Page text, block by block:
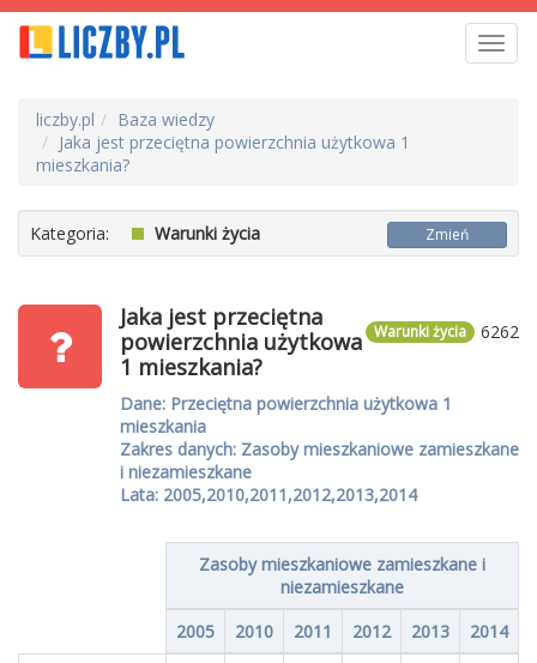
liczby.pl
Baza wiedzy
Jaka jest przeciętna powierzchnia użytkowa 1
mieszkania?
Kategoria: Warunki życia Zmień
6262
Warunki życia
Jaka jest przeciętna
powierzchnia użytkowa
1 mieszkania?
Dane: Przeciętna powierzchnia użytkowa 1
mieszkania
Zakres danych: Zasoby mieszkaniowe zamieszkane
i niezamieszkane
Lata: 2005,2010,2011,2012,2013,2014
Zasoby mieszkaniowe zamieszkane i
niezamieszkane
2005
2010 2011 2012 2013
2014